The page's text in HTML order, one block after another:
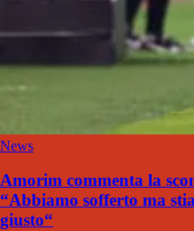
News
Amorim commenta la
“Abbiamo sofferto ma
giusto“